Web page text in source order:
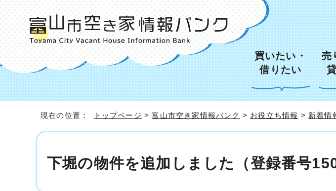
買いたい・
借りたい
売
現在の位置： トップページ >富山市空き家情報バンク > お役立ち情報 > 新着情
下堀の物件を追加しました（登録番号150